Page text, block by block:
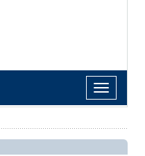
Toggle
navigation